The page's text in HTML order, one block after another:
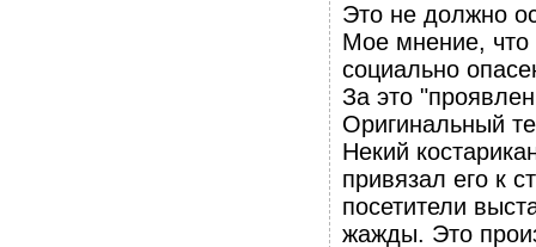
Это не должно
Мое мнение, что
социально
За это
Оригинальный
Некий
привязал его к
посетители
жажды. Это